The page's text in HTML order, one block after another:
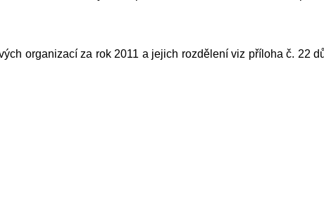
organizací za rok 2011 a jejich rozdělení viz příloha č. 22